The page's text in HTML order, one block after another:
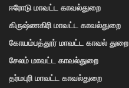
ஈரோடு மாவட்ட காவல்துறை
கிருஷ்ணகிரி மாவட்ட காவல்துறை
கோயம்பத்தூர் மாவட்ட காவல் துறை
சேலம் மாவட்ட காவல்துறை
தர்மபுரி மாவட்ட காவல்துறை